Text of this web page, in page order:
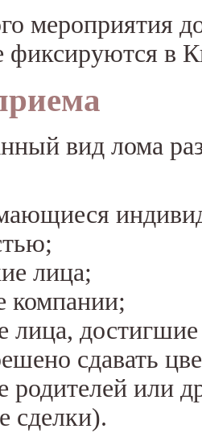
мероприятия
фиксируются в
вид лома
лица;
компании;
лица,
сдавать
родителей или
сделки).